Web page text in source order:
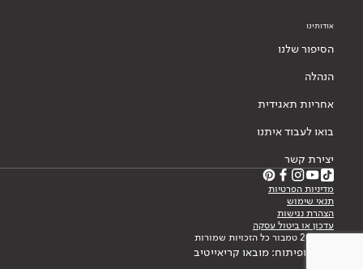
אודותינו
הסיפור שלנו
הנהלה
אחריות תאגידית
בואו לעבוד איתנו
יצירת קשר
מדיניות הפרטיות
תנאי שימוש
הצהרת נגישות
עדכון או ביטול עסקה
© 2026 טמבור כל הזכויות שמורות
עיצוב ופיתוח: מובאו קריאייטיב